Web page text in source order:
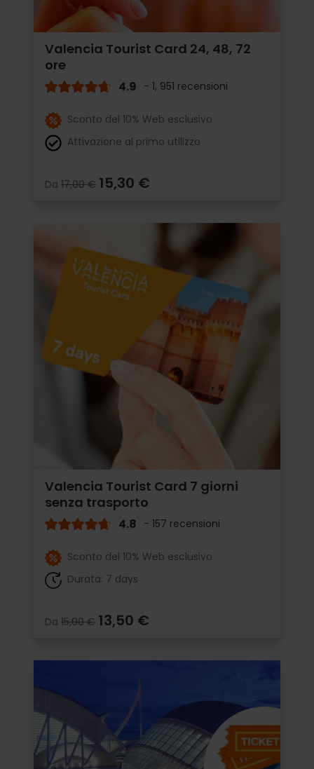
Valencia Tourist Card 24, 48, 72
ore
4.9 - 1, 951 recensioni
Sconto del 10% Web esclusivo
Attivazione al primo utilizzo
Da 17,00 € 15,30 €
Valencia Tourist Card 7 giorni
senza trasporto
4.8 - 157 recensioni
Sconto del 10% Web esclusivo
Durata: 7 days
Da 15,00 € 13,50 €